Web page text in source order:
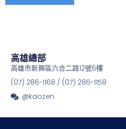
高雄總部
高雄市新興區六合二路12號6樓
(07) 286-1168 / (07) 286-1158
@kaozen